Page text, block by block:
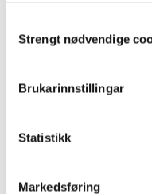
Selection
Strengt nødvendige
Brukarinnstillingar
Statistikk
Markedsføring
Lenke til
ved FLKI